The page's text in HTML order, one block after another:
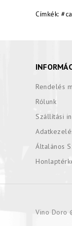
Címkék:
Rendelés
Rólunk
Szállítási
Általános
Vino Doro